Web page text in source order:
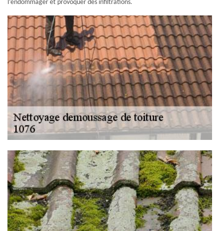
l’endommager et provoquer des infiltrations.